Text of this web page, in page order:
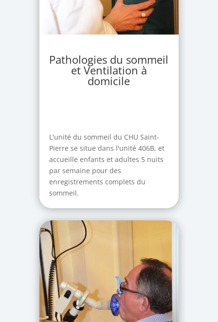
Pathologies du sommeil
et Ventilation à
domicile
L'unité du sommeil du CHU Saint-
Pierre se situe dans l'unité 406B, et
accueille enfants et adultes 5 nuits
par semaine pour des
enregistrements complets du
sommeil.